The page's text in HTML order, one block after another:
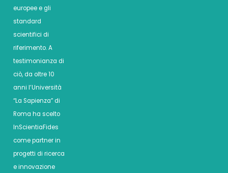
europee e gli
standard
scientifici di
riferimento. A
testimonianza di
ciò, da oltre 10
anni l’Università
“La Sapienza” di
Roma ha scelto
InScientiaFides
come partner in
progetti di ricerca
e innovazione